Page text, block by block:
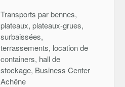
Transports par bennes,
plateaux, plateaux-grues,
surbaissées,
terrassements, location de
containers, hall de
stockage, Business Center
Achêne